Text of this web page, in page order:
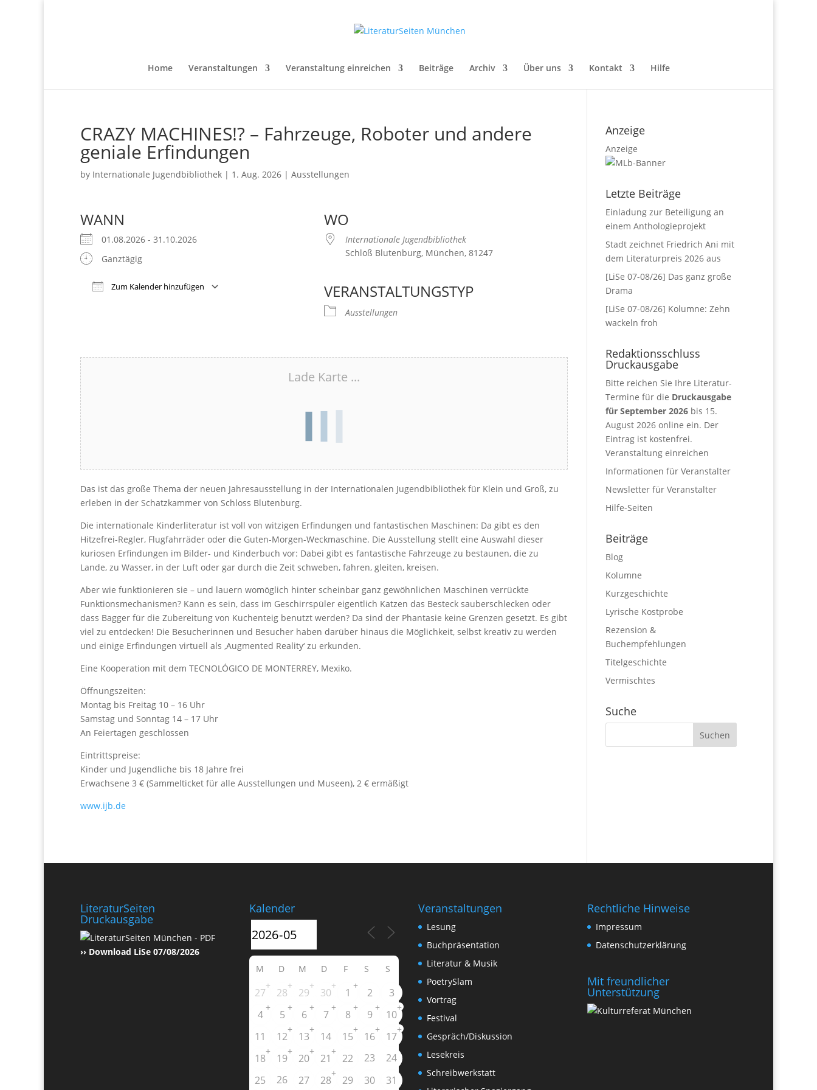
Home Veranstaltungen Veranstaltung einreichen Beiträge Archiv Über uns Kontakt Hilfe
CRAZY MACHINES!? – Fahrzeuge, Roboter und andere
geniale Erfindungen
by Internationale Jugendbibliothek | 1. Aug. 2026 | Ausstellungen
WANN
01.08.2026 - 31.10.2026
Ganztägig
Zum Kalender hinzufügen
WO
Internationale Jugendbibliothek
Schloß Blutenburg, München, 81247
VERANSTALTUNGSTYP
Ausstellungen
Lade Karte ...
Das ist das große Thema der neuen Jahresausstellung in der Internationalen Jugendbibliothek für Klein und Groß, zu
erleben in der Schatzkammer von Schloss Blutenburg.
Die internationale Kinderliteratur ist voll von witzigen Erfindungen und fantastischen Maschinen: Da gibt es den
Hitzefrei-Regler, Flugfahrräder oder die Guten-Morgen-Weckmaschine. Die Ausstellung stellt eine Auswahl dieser
kuriosen Erfindungen im Bilder- und Kinderbuch vor: Dabei gibt es fantastische Fahrzeuge zu bestaunen, die zu
Lande, zu Wasser, in der Luft oder gar durch die Zeit schweben, fahren, gleiten, kreisen.
Aber wie funktionieren sie – und lauern womöglich hinter scheinbar ganz gewöhnlichen Maschinen verrückte
Funktionsmechanismen? Kann es sein, dass im Geschirrspüler eigentlich Katzen das Besteck sauberschlecken oder
dass Bagger für die Zubereitung von Kuchenteig benutzt werden? Da sind der Phantasie keine Grenzen gesetzt. Es gibt
viel zu entdecken! Die Besucherinnen und Besucher haben darüber hinaus die Möglichkeit, selbst kreativ zu werden
und einige Erfindungen virtuell als ‚Augmented Reality‘ zu erkunden.
Eine Kooperation mit dem TECNOLÓGICO DE MONTERREY, Mexiko.
Öffnungszeiten:
Montag bis Freitag 10 – 16 Uhr
Samstag und Sonntag 14 – 17 Uhr
An Feiertagen geschlossen
Eintrittspreise:
Kinder und Jugendliche bis 18 Jahre frei
Erwachsene 3 € (Sammelticket für alle Ausstellungen und Museen), 2 € ermäßigt
www.ijb.de
Anzeige
Anzeige
Letzte Beiträge
Einladung zur Beteiligung an
einem Anthologieprojekt
Stadt zeichnet Friedrich Ani mit
dem Literaturpreis 2026 aus
[LiSe 07-08/26] Das ganz große
Drama
[LiSe 07-08/26] Kolumne: Zehn
wackeln froh
Redaktionsschluss
Druckausgabe
Bitte reichen Sie Ihre Literatur-
Termine für die Druckausgabe
für September 2026 bis 15.
August 2026 online ein. Der
Eintrag ist kostenfrei.
Veranstaltung einreichen
Informationen für Veranstalter
Newsletter für Veranstalter
Hilfe-Seiten
Beiträge
Blog
Kolumne
Kurzgeschichte
Lyrische Kostprobe
Rezension &
Buchempfehlungen
Titelgeschichte
Vermischtes
Suche
LiteraturSeiten
Druckausgabe
›› Download LiSe 07/08/2026
Kalender
M D M D F S S
27
+
28
+
29
+
30
+
1
+
2
3
4
+
5
+
6
+
7
+
8
+
9
+
10
+
11 12
+
13
+
14 15
+
16
+
17
+
18
+
19
+
20
+
21
+
22 23
24
25
26 27 28
+
29 30 31
Veranstaltungen
Lesung
Buchpräsentation
Literatur & Musik
PoetrySlam
Vortrag
Festival
Gespräch/Diskussion
Lesekreis
Schreibwerkstatt
Rechtliche Hinweise
Impressum
Datenschutzerklärung
Mit freundlicher
Unterstützung